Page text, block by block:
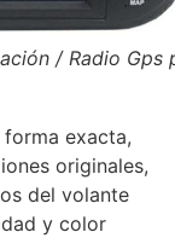
/ Radio Gps
exacta,
originales,
del volante
y color